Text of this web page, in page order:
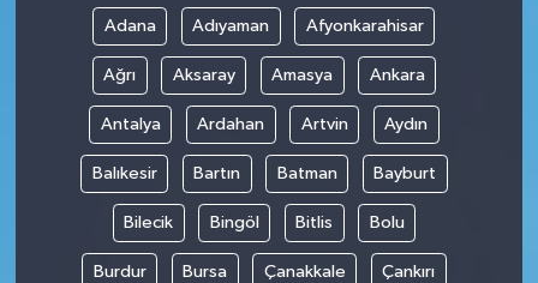
Adana Adıyaman Afyonkarahisar
Ağrı Aksaray Amasya Ankara
Antalya Ardahan Artvin Aydın
Balıkesir Bartın Batman Bayburt
Bilecik Bingöl Bitlis Bolu
Burdur Bursa Çanakkale Çankırı